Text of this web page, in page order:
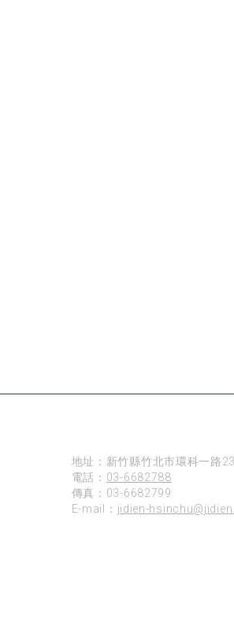
地址：新竹縣竹北市環科一路
電話： 03-6682788
傳真：03-6682799
E-mail： jidien-